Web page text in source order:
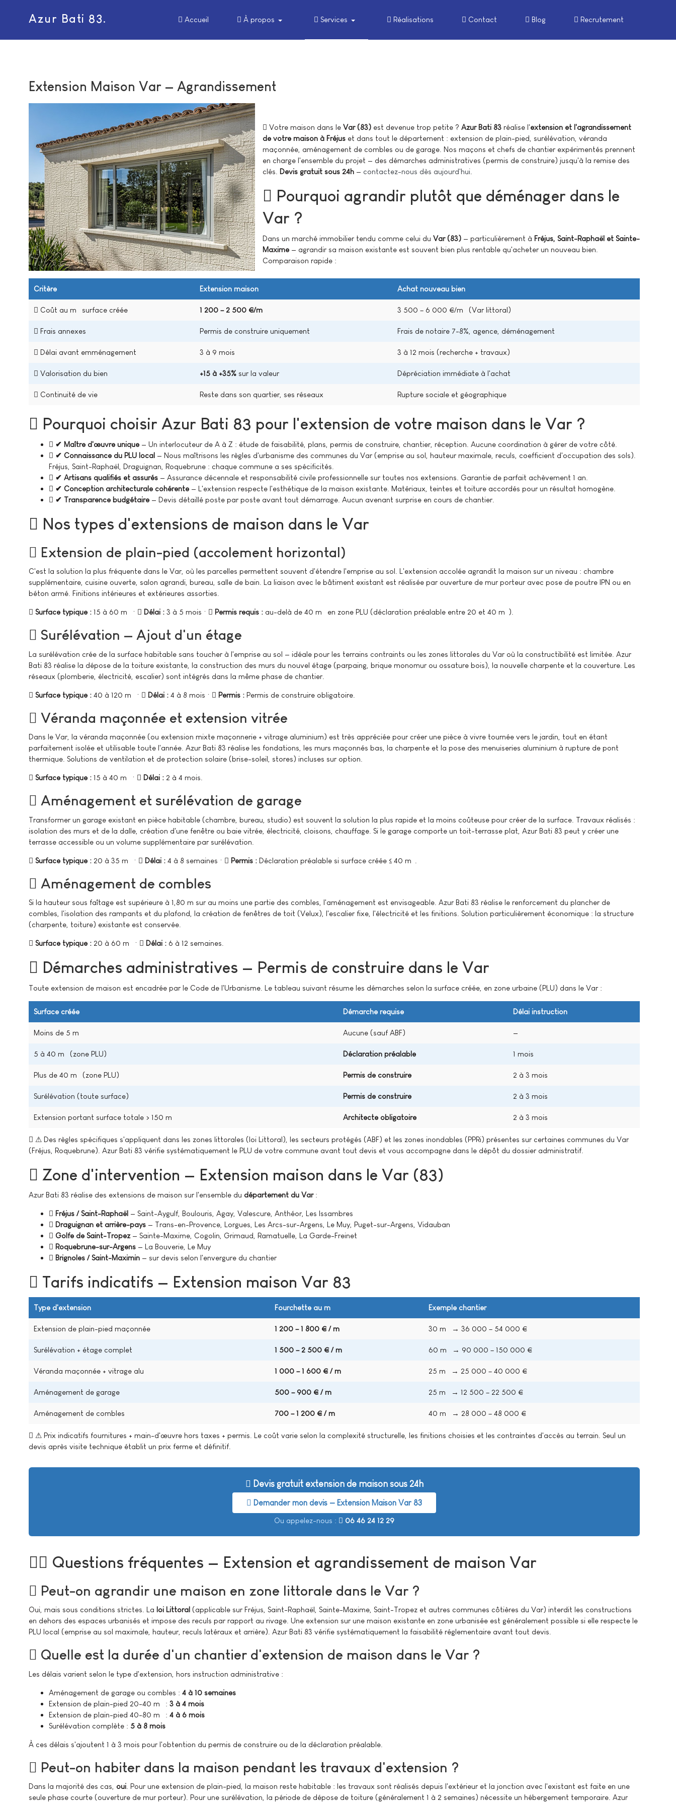
Azur Bati 83. Accueil À propos Services Réalisations Contact Blog Recrutement
Extension Maison Var — Agrandissement
Votre maison dans le Var (83) est devenue trop petite ? Azur Bati 83 réalise l'extension et l'agrandissement
de votre maison à Fréjus et dans tout le département : extension de plain-pied, surélévation, véranda
maçonnée, aménagement de combles ou de garage. Nos maçons et chefs de chantier expérimentés prennent
en charge l'ensemble du projet — des démarches administratives (permis de construire) jusqu'à la remise des
clés. Devis gratuit sous 24h — contactez-nous dès aujourd'hui
Pourquoi agrandir plutôt que déménager dans le
Var ?
Dans un marché immobilier tendu comme celui du Var (83) — particulièrement à Fréjus, Saint-Raphaël et Sainte-
Maxime — agrandir sa maison existante est souvent bien plus rentable qu'acheter un nouveau bien.
Comparaison rapide :
Critère Extension maison Achat nouveau bien
Coût au m² surface créée 1 200 – 2 500 €/m² 3 500 – 6 000 €/m² (Var littoral)
Frais annexes Permis de construire uniquement Frais de notaire 7-8%, agence, déménagement
Délai avant emménagement 3 à 9 mois 3 à 12 mois (recherche + travaux)
Valorisation du bien +15 à +35% sur la valeur Dépréciation immédiate à l'achat
Continuité de vie Reste dans son quartier, ses réseaux Rupture sociale et géographique
Pourquoi choisir Azur Bati 83 pour l'extension de votre maison dans le Var ?
✔ Maître d'œuvre unique — Un interlocuteur de A à Z : étude de faisabilité, plans, permis de construire, chantier, réception. Aucune coordination à gérer de votre côté.
✔ Connaissance du PLU local — Nous maîtrisons les règles d'urbanisme des communes du Var (emprise au sol, hauteur maximale, reculs, coefficient d'occupation des sols).
Fréjus, Saint-Raphaël, Draguignan, Roquebrune : chaque commune a ses spécificités.
✔ Artisans qualifiés et assurés — Assurance décennale et responsabilité civile professionnelle sur toutes nos extensions. Garantie de parfait achèvement 1 an.
✔ Conception architecturale cohérente — L'extension respecte l'esthétique de la maison existante. Matériaux, teintes et toiture accordés pour un résultat homogène.
✔ Transparence budgétaire — Devis détaillé poste par poste avant tout démarrage. Aucun avenant surprise en cours de chantier.
Nos types d'extensions de maison dans le Var
Extension de plain-pied (accolement horizontal)
C'est la solution la plus fréquente dans le Var, où les parcelles permettent souvent d'étendre l'emprise au sol. L'extension accolée agrandit la maison sur un niveau : chambre
supplémentaire, cuisine ouverte, salon agrandi, bureau, salle de bain. La liaison avec le bâtiment existant est réalisée par ouverture de mur porteur avec pose de poutre IPN ou en
béton armé. Finitions intérieures et extérieures assorties.
Surface typique : 15 à 60 m² · Délai : 3 à 5 mois · Permis requis : au-delà de 40 m² en zone PLU (déclaration préalable entre 20 et 40 m²).
Surélévation — Ajout d'un étage
La surélévation crée de la surface habitable sans toucher à l'emprise au sol — idéale pour les terrains contraints ou les zones littorales du Var où la constructibilité est limitée. Azur
Bati 83 réalise la dépose de la toiture existante, la construction des murs du nouvel étage (parpaing, brique monomur ou ossature bois), la nouvelle charpente et la couverture. Les
réseaux (plomberie, électricité, escalier) sont intégrés dans la même phase de chantier.
Surface typique : 40 à 120 m² · Délai : 4 à 8 mois · Permis : Permis de construire obligatoire.
Véranda maçonnée et extension vitrée
Dans le Var, la véranda maçonnée (ou extension mixte maçonnerie + vitrage aluminium) est très appréciée pour créer une pièce à vivre tournée vers le jardin, tout en étant
parfaitement isolée et utilisable toute l'année. Azur Bati 83 réalise les fondations, les murs maçonnés bas, la charpente et la pose des menuiseries aluminium à rupture de pont
thermique. Solutions de ventilation et de protection solaire (brise-soleil, stores) incluses sur option.
Surface typique : 15 à 40 m² · Délai : 2 à 4 mois.
Aménagement et surélévation de garage
Transformer un garage existant en pièce habitable (chambre, bureau, studio) est souvent la solution la plus rapide et la moins coûteuse pour créer de la surface. Travaux réalisés :
isolation des murs et de la dalle, création d'une fenêtre ou baie vitrée, électricité, cloisons, chauffage. Si le garage comporte un toit-terrasse plat, Azur Bati 83 peut y créer une
terrasse accessible ou un volume supplémentaire par surélévation.
Surface typique : 20 à 35 m² · Délai : 4 à 8 semaines · Permis : Déclaration préalable si surface créée ≤ 40 m².
Aménagement de combles
Si la hauteur sous faîtage est supérieure à 1,80 m sur au moins une partie des combles, l'aménagement est envisageable. Azur Bati 83 réalise le renforcement du plancher de
combles, l'isolation des rampants et du plafond, la création de fenêtres de toit (Velux), l'escalier fixe, l'électricité et les finitions. Solution particulièrement économique : la structure
(charpente, toiture) existante est conservée.
Surface typique : 20 à 60 m² · Délai : 6 à 12 semaines.
Démarches administratives — Permis de construire dans le Var
Toute extension de maison est encadrée par le Code de l'Urbanisme. Le tableau suivant résume les démarches selon la surface créée, en zone urbaine (PLU) dans le Var :
Surface créée Démarche requise Délai instruction
Moins de 5 m² Aucune (sauf ABF) —
5 à 40 m² (zone PLU) Déclaration préalable 1 mois
Plus de 40 m² (zone PLU) Permis de construire 2 à 3 mois
Surélévation (toute surface) Permis de construire 2 à 3 mois
Extension portant surface totale > 150 m² Architecte obligatoire 2 à 3 mois
⚠ Des règles spécifiques s'appliquent dans les zones littorales (loi Littoral), les secteurs protégés (ABF) et les zones inondables (PPRi) présentes sur certaines communes du Var
(Fréjus, Roquebrune). Azur Bati 83 vérifie systématiquement le PLU de votre commune avant tout devis et vous accompagne dans le dépôt du dossier administratif.
Zone d'intervention — Extension maison dans le Var (83)
Azur Bati 83 réalise des extensions de maison sur l'ensemble du département du Var:
Fréjus / Saint-Raphaël — Saint-Aygulf, Boulouris, Agay, Valescure, Anthéor, Les Issambres
Draguignan et arrière-pays — Trans-en-Provence, Lorgues, Les Arcs-sur-Argens, Le Muy, Puget-sur-Argens, Vidauban
Golfe de Saint-Tropez— Sainte-Maxime, Cogolin, Grimaud, Ramatuelle, La Garde-Freinet
Roquebrune-sur-Argens — La Bouverie, Le Muy
Brignoles / Saint-Maximin — sur devis selon l'envergure du chantier
Tarifs indicatifs — Extension maison Var 83
Type d'extension Fourchette au m² Exemple chantier
Extension de plain-pied maçonnée 1 200 – 1 800 € / m² 30 m² → 36 000 – 54 000 €
Surélévation + étage complet 1 500 – 2 500 € / m² 60 m² → 90 000 – 150 000 €
Véranda maçonnée + vitrage alu 1 000 – 1 600 € / m² 25 m² → 25 000 – 40 000 €
Aménagement de garage 500 – 900 € / m² 25 m² → 12 500 – 22 500 €
Aménagement de combles 700 – 1 200 € / m² 40 m² → 28 000 – 48 000 €
⚠ Prix indicatifs fournitures + main-d'œuvre hors taxes + permis. Le coût varie selon la complexité structurelle, les finitions choisies et les contraintes d'accès au terrain. Seul un
devis après visite technique établit un prix ferme et définitif.
Devis gratuit extension de maison sous 24h
Demander mon devis — Extension Maison Var 83
Ou appelez-nous : 06 46 24 12 29
Questions fréquentes — Extension et agrandissement de maison Var
Peut-on agrandir une maison en zone littorale dans le Var ?
Oui, mais sous conditions strictes. La loi Littoral (applicable sur Fréjus, Saint-Raphaël, Sainte-Maxime, Saint-Tropez et autres communes côtières du Var) interdit les constructions
en dehors des espaces urbanisés et impose des reculs par rapport au rivage. Une extension sur une maison existante en zone urbanisée est généralement possible si elle respecte le
PLU local (emprise au sol maximale, hauteur, reculs latéraux et arrière). Azur Bati 83 vérifie systématiquement la faisabilité réglementaire avant tout devis.
Quelle est la durée d'un chantier d'extension de maison dans le Var ?
Les délais varient selon le type d'extension, hors instruction administrative :
Aménagement de garage ou combles : 4 à 10 semaines
Extension de plain-pied 20-40 m² : 3 à 4 mois
Extension de plain-pied 40-80 m² : 4 à 6 mois
Surélévation complète : 5 à 8 mois
À ces délais s'ajoutent 1 à 3 mois pour l'obtention du permis de construire ou de la déclaration préalable.
Peut-on habiter dans la maison pendant les travaux d'extension ?
Dans la majorité des cas, oui . Pour une extension de plain-pied, la maison reste habitable : les travaux sont réalisés depuis l'extérieur et la jonction avec l'existant est faite en une
seule phase courte (ouverture de mur porteur). Pour une surélévation, la période de dépose de toiture (généralement 1 à 2 semaines) nécessite un hébergement temporaire. Azur